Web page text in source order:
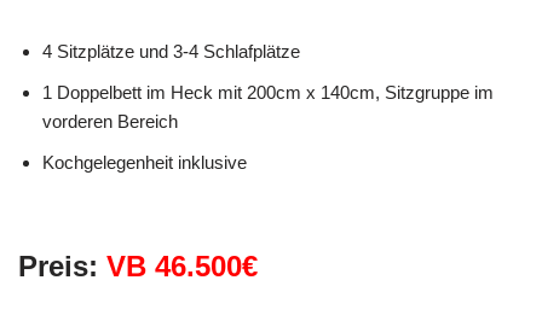
4 Sitzplätze und 3-4 Schlafplätze
1 Doppelbett im Heck mit 200cm x 140cm, Sitzgruppe im
vorderen Bereich
Kochgelegenheit inklusive
Preis: VB 46.500€